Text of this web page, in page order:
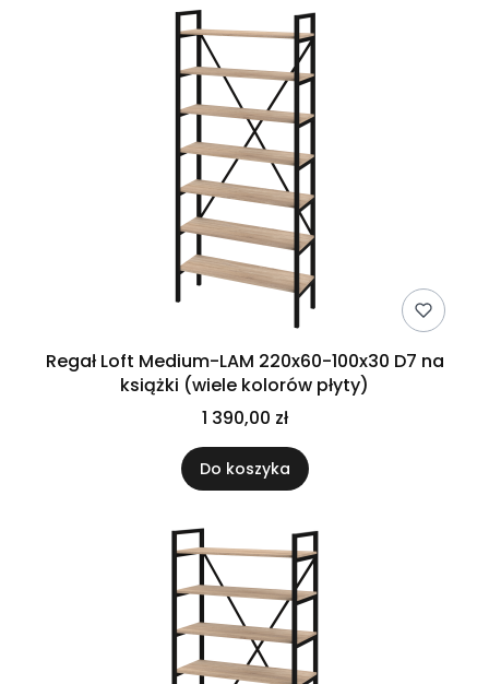
Regał Loft Medium-LAM 220x60-100x30 D7 na
książki (wiele kolorów płyty)
1 390,00 zł
Do koszyka